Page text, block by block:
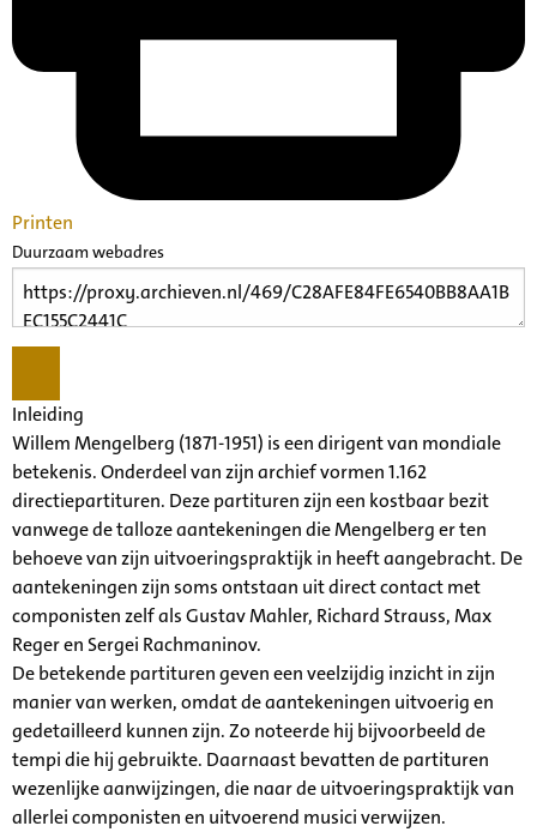
Printen
Duurzaam webadres
Inleiding
Willem Mengelberg (1871-1951) is een dirigent van mondiale
betekenis. Onderdeel van zijn archief vormen 1.162
directiepartituren. Deze partituren zijn een kostbaar bezit
vanwege de talloze aantekeningen die Mengelberg er ten
behoeve van zijn uitvoeringspraktijk in heeft aangebracht. De
aantekeningen zijn soms ontstaan uit direct contact met
componisten zelf als Gustav Mahler, Richard Strauss, Max
Reger en Sergei Rachmaninov.
De betekende partituren geven een veelzijdig inzicht in zijn
manier van werken, omdat de aantekeningen uitvoerig en
gedetailleerd kunnen zijn. Zo noteerde hij bijvoorbeeld de
tempi die hij gebruikte. Daarnaast bevatten de partituren
wezenlijke aanwijzingen, die naar de uitvoeringspraktijk van
allerlei componisten en uitvoerend musici verwijzen.